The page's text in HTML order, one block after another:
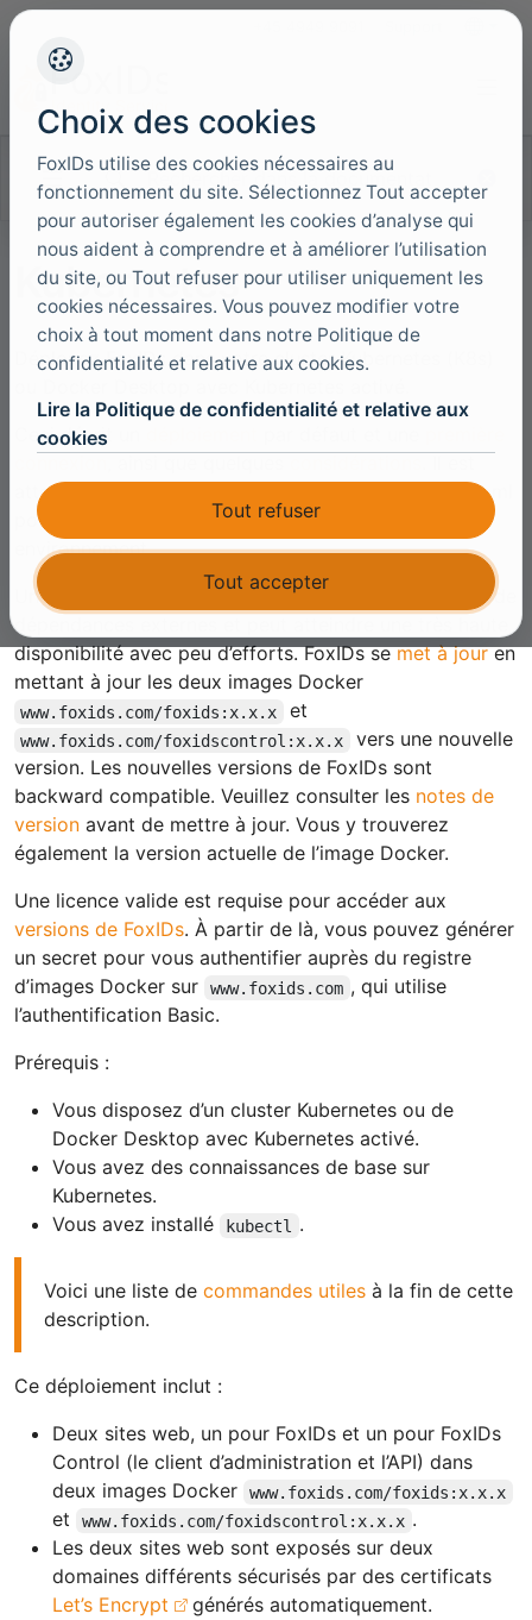
Langues
Rechercher dans la documentation
Kubernetes
Déployez FoxIDs dans votre cluster Kubernetes (K8s)
Ceci décrit un
attendu que vous deviez personnaliser les fichiers yaml
pour répondre à vos besoins, préférences et
environnement.
Une installation FoxIDs est autonome, comporte peu de
dépendances externes et peut atteindre une très haute
disponibilité avec peu d’efforts. FoxIDs semet à jouren
mettant à jour les deux images Docker
www.foxids.com/foxids:x.x.x et
www.foxids.com/foxidscontrol:x.x.x
vers une nouvelle
version. Les nouvelles versions de FoxIDs sont
backward compatible. Veuillez consulter les notes de
version avant de mettre à jour. Vous y trouverez
également la version actuelle de l’image Docker.
Une licence valide est requise pour accéder aux
versions de FoxIDs. À partir de là, vous pouvez générer
un secret pour vous authentifier auprès du registre
d’images Docker sur
www.foxids.com , qui utilise
l’authentification Basic.
Prérequis :
Vous disposez d’un cluster Kubernetes ou de
Docker Desktop avec Kubernetes activé.
Vous avez des connaissances de base sur
Kubernetes.
Vous avez installé
kubectl .
Voici une liste decommandes utiles à la fin de cette
description.
Ce déploiement inclut :
Deux sites web, un pour FoxIDs et un pour FoxIDs
Control (le client d’administration et l’API) dans
deux images Docker
www.foxids.com/foxids:x.x.x
et www.foxids.com/foxidscontrol:x.x.x .
Les deux sites web sont exposés sur deux
domaines différents sécurisés par des certificats
Let’s Encrypt
générés automatiquement.
Choix des cookies
FoxIDs utilise des cookies nécessaires au
fonctionnement du site. Sélectionnez Tout accepter
pour autoriser également les cookies d’analyse qui
nous aident à comprendre et à améliorer l’utilisation
du site, ou Tout refuser pour utiliser uniquement les
cookies nécessaires. Vous pouvez modifier votre
choix à tout moment dans notre Politique de
confidentialité et relative aux cookies.
Lire la Politique de confidentialité et relative aux
cookies
Tout refuser
Tout accepter